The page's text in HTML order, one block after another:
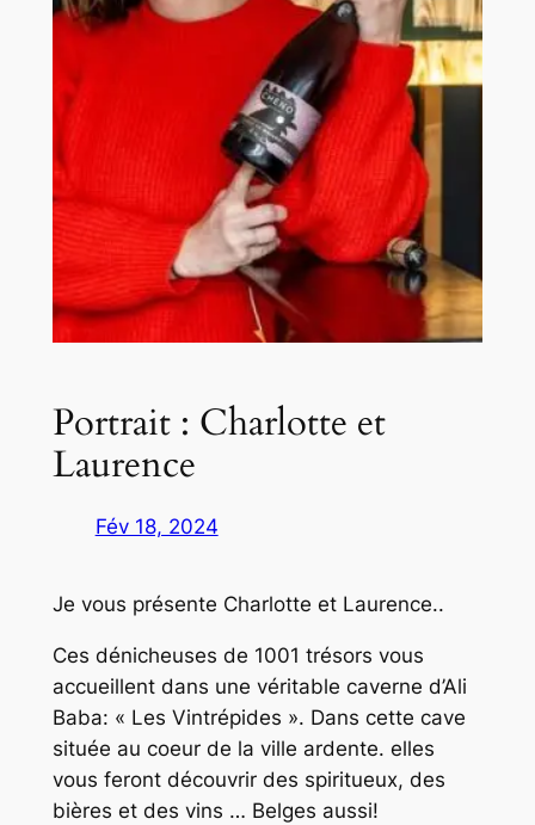
Portrait : Charlotte et
Laurence
Fév 18, 2024
Je vous présente Charlotte et Laurence..
Ces dénicheuses de 1001 trésors vous
accueillent dans une véritable caverne d’Ali
Baba: « Les Vintrépides ». Dans cette cave
située au coeur de la ville ardente. elles
vous feront découvrir des spiritueux, des
bières et des vins … Belges aussi!